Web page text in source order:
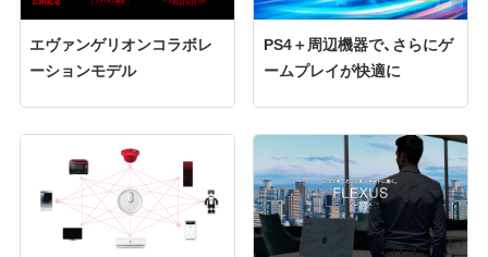
エヴァンゲリオンコラボレ
ーションモデル
PS4＋周辺機器で、さらにゲ
ームプレイが快適に